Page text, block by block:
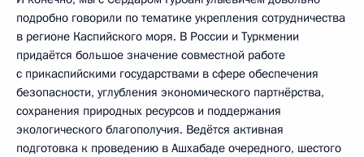
подробно говорили по тематике укрепления сотрудничества
в регионе Каспийского моря. В России и Туркмении
придаётся большое значение совместной работе
с прикаспийскими государствами в сфере обеспечения
безопасности, углубления экономического партнёрства,
сохранения природных ресурсов и поддержания
экологического благополучия. Ведётся активная
подготовка к проведению в Ашхабаде очередного, шестого